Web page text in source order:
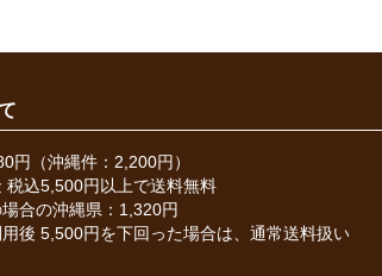
円（沖縄件：2,200円）
税込5,500円以上で送料無料
合の沖縄県：1,320円
後 5,500円を下回った場合は、通常送料扱い